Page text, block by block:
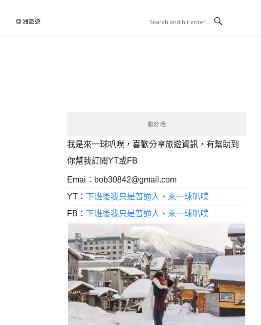
亞洲旅遊
關於我
我是來一球叭噗，喜歡分享旅遊資訊，有幫助到
你幫我訂閱YT或FB
Emai： bob30842@gmail.com
YT：下班後我只是普通人 、 來一球叭噗
FB：下班後我只是普通人 、 來一球叭噗